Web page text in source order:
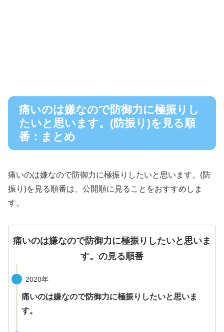
痛いのは嫌なので防御力に極振りし
たいと思います。(防振り)を見る順
番：まとめ
痛いのは嫌なので防御力に極振りしたいと思います。(防
振り)を見る順番は、公開順に見ることをおすすめしま
す。
痛いのは嫌なので防御力に極振りしたいと思いま
す。の見る順番
2020年
痛いのは嫌なので防御力に極振りしたいと思いま
す。